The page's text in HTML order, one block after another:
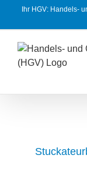
Ihr HGV: Handels-